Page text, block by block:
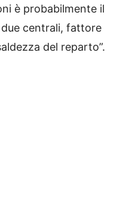
è probabilmente il
centrali, fattore
del reparto”.